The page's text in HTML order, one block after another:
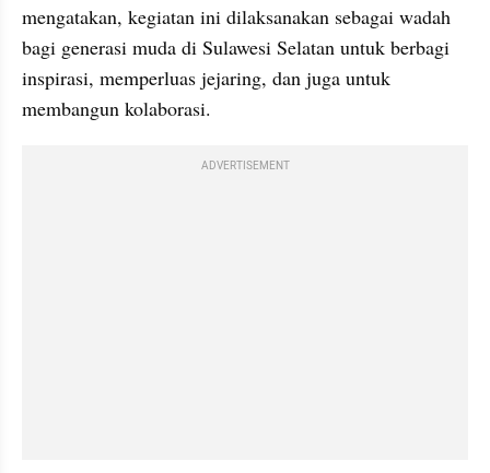
mengatakan, kegiatan ini dilaksanakan sebagai wadah
bagi generasi muda di Sulawesi Selatan untuk berbagi
inspirasi, memperluas jejaring, dan juga untuk
membangun kolaborasi.
ADVERTISEMENT